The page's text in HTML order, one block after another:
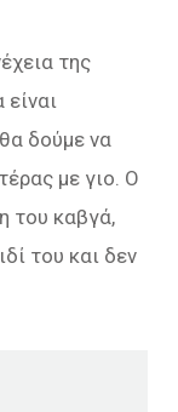
της
είναι
δούμε να
με γιο. Ο
του καβγά,
του και δεν